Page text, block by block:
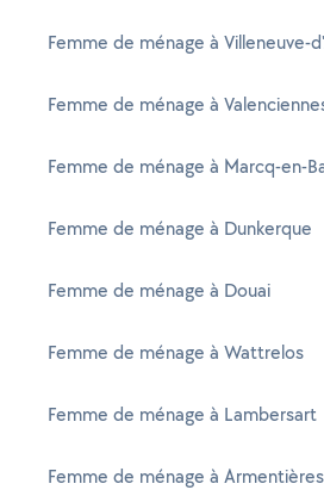
Femme de ménage à Villeneuve-
Femme de ménage à
Femme de ménage à Marcq-en-
Femme de ménage à Dunkerque
Femme de ménage à Douai
Femme de ménage à Wattrelos
Femme de ménage à Lambersart
Femme de ménage à Armentières